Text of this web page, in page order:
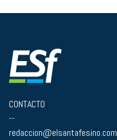
CONTACTO
--
redaccion@elsantafesino.com